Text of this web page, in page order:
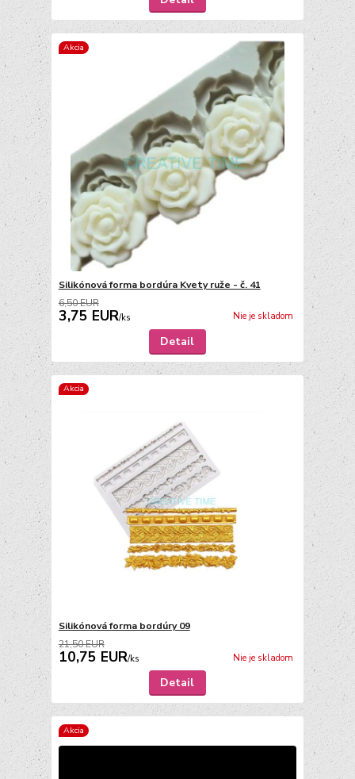
Akcia
Silikónová forma bordúra Kvety ruže - č. 41
6,50 EUR
3,75 EUR/ks Nie je skladom
Detail
Akcia
Silikónová forma bordúry 09
21,50 EUR
10,75 EUR/ks Nie je skladom
Detail
Akcia